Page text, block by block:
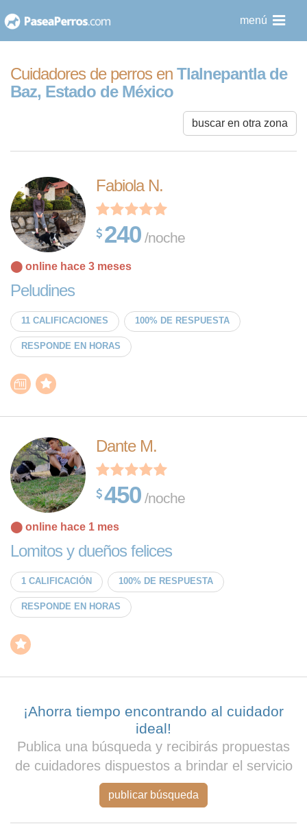
al
menú
Cuidadores de perros en Tlalnepantla de
Baz, Estado de México
buscar en otra zona
Fabiola N.
240 /noche
⬤ online hace 3 meses
Peludines
11 CALIFICACIONES 100% DE RESPUESTA
RESPONDE EN HORAS
Dante M.
450 /noche
⬤ online hace 1 mes
Lomitos y dueños felices
1 CALIFICACIÓN 100% DE RESPUESTA
RESPONDE EN HORAS
¡Ahorra tiempo encontrando al cuidador
ideal!
Publica una búsqueda y recibirás propuestas
de cuidadores dispuestos a brindar el servicio
publicar búsqueda